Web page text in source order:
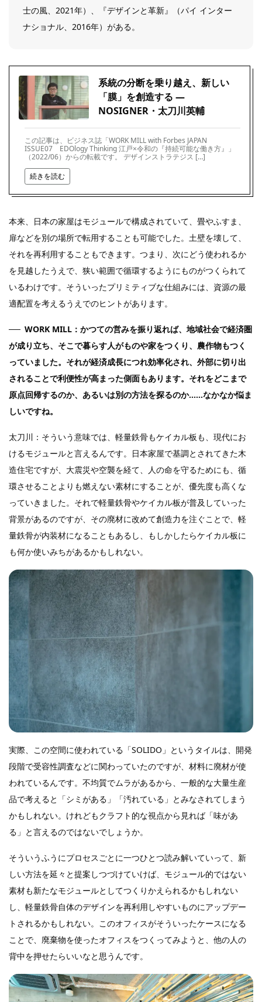
士の風、2021年）、『デザインと革新』（パイ インター
ナショナル、2016年）がある。
系統の分断を乗り越え、新しい
「膜」を創造する ―
NOSIGNER・太刀川英輔
この記事は、ビジネス誌「WORK MILL with Forbes JAPAN
ISSUE07 EDOlogy Thinking 江戸×令和の『持続可能な働き方』」
（2022/06）からの転載です。 デザインストラテジス […]
続きを読む
本来、日本の家屋はモジュールで構成されていて、畳やふすま、
扉などを別の場所で転用することも可能でした。土壁を壊して、
それを再利用することもできます。つまり、次にどう使われるか
を見越したうえで、狭い範囲で循環するようにものがつくられて
いるわけです。そういったプリミティブな仕組みには、資源の最
適配置を考えるうえでのヒントがあります。
WORK MILL：かつての営みを振り返れば、地域社会で経済圏
が成り立ち、そこで暮らす人がものや家をつくり、農作物もつく
っていました。それが経済成長につれ効率化され、外部に切り出
されることで利便性が高まった側面もあります。それをどこまで
原点回帰するのか、あるいは別の方法を探るのか……なかなか悩ま
しいですね。
太刀川：そういう意味では、軽量鉄骨もケイカル板も、現代にお
けるモジュールと言えるんです。日本家屋で基調とされてきた木
造住宅ですが、大震災や空襲を経て、人の命を守るためにも、循
環させることよりも燃えない素材にすることが、優先度も高くな
っていきました。それで軽量鉄骨やケイカル板が普及していった
背景があるのですが、その廃材に改めて創造力を注ぐことで、軽
量鉄骨が内装材になることもあるし、もしかしたらケイカル板に
も何か使いみちがあるかもしれない。
実際、この空間に使われている「SOLIDO」というタイルは、開発
段階で受容性調査などに関わっていたのですが、材料に廃材が使
われているんです。不均質でムラがあるから、一般的な大量生産
品で考えると「シミがある」「汚れている」とみなされてしまう
かもしれない。けれどもクラフト的な視点から見れば「味があ
る」と言えるのではないでしょうか。
そういうふうにプロセスごとに一つひとつ読み解いていって、新
しい方法を延々と提案しつづけていけば、モジュール的ではない
素材も新たなモジュールとしてつくりかえられるかもしれない
し、軽量鉄骨自体のデザインを再利用しやすいものにアップデー
トされるかもしれない。このオフィスがそういったケースになる
ことで、廃棄物を使ったオフィスをつくってみようと、他の人の
背中を押せたらいいなと思うんです。